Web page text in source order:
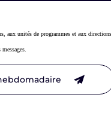
unités de programmes et aux